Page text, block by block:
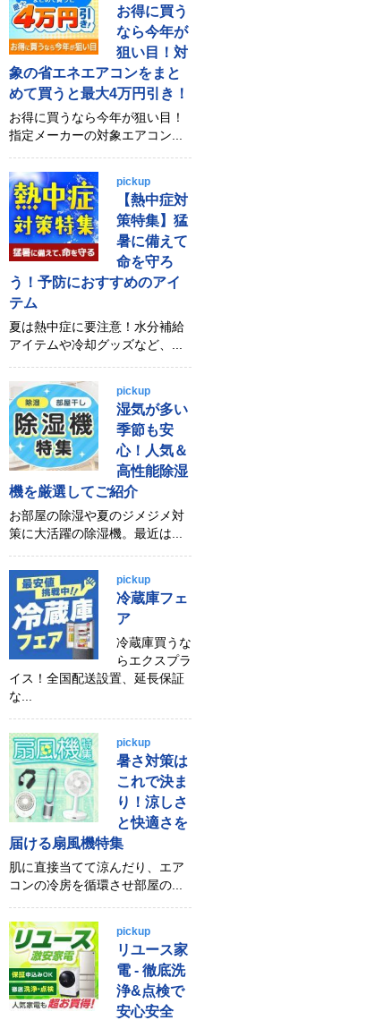
お得に買う
なら今年が
狙い目！対
象の省エネエアコンをまと
めて買うと最大4万円引き！
お得に買うなら今年が狙い目！
指定メーカーの対象エアコン...
pickup
【熱中症対
策特集】猛
暑に備えて
命を守ろ
う！予防におすすめのアイ
テム
夏は熱中症に要注意！水分補給
アイテムや冷却グッズなど、...
pickup
湿気が多い
季節も安
心！人気＆
高性能除湿
機を厳選してご紹介
お部屋の除湿や夏のジメジメ対
策に大活躍の除湿機。最近は...
pickup
冷蔵庫フェ
ア
冷蔵庫買うな
らエクスプラ
イス！全国配送設置、延長保証
な...
pickup
暑さ対策は
これで決ま
り！涼しさ
と快適さを
届ける扇風機特集
肌に直接当てて涼んだり、エア
コンの冷房を循環させ部屋の...
pickup
リユース家
電 - 徹底洗
浄&点検で
安心安全